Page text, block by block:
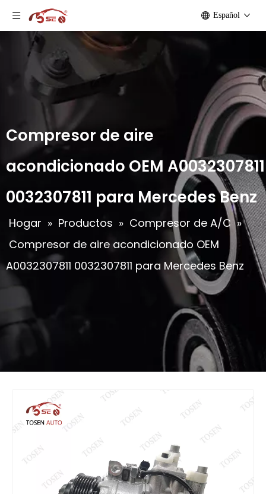
Español
Compresor de aire
acondicionado OEM A0032307811
0032307811 para Mercedes Benz
Hogar » Productos » Compresor de A/C »
Compresor de aire acondicionado OEM
A0032307811 0032307811 para Mercedes Benz